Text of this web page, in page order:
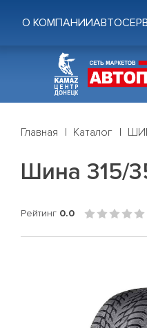
О КОМПАНИИ
Главная Каталог
Шина 315/
Рейтинг 0.0